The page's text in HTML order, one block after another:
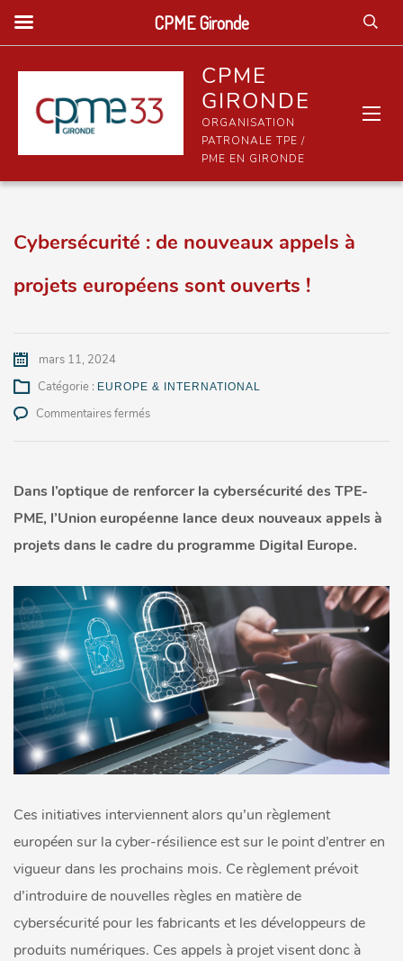
CPME
GIRONDE
ORGANISATION
PATRONALE TPE /
PME EN GIRONDE
Cybersécurité : de nouveaux appels à
projets européens sont ouverts !
mars 11, 2024
Catégorie : EUROPE & INTERNATIONAL
Commentaires ferméssur
nouveaux
à
projets
européens
ouverts
!
Dans l’optique de renforcer la cybersécurité des TPE-
PME, l’Union européenne lance deux nouveaux appels à
projets dans le cadre du programme Digital Europe.
Ces initiatives interviennent alors qu’un règlement
européen sur la cyber-résilience est sur le point d’entrer en
vigueur dans les prochains mois. Ce règlement prévoit
d’introduire de nouvelles règles en matière de
cybersécurité pour les fabricants et les développeurs de
produits numériques. Ces appels à projet visent donc à
CPME Gironde